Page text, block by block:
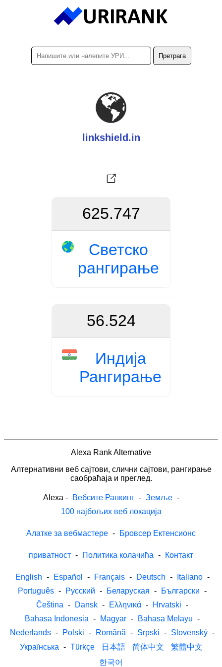
linkshield.in
625.747
Светско
рангирање
56.524
Индија
Рангирање
Alexa Rank Alternative
Алтернативни веб сајтови, слични сајтови, рангирање
саобраћаја и преглед.
Alexa - Вебсите Ранкинг - Земље -
100 најбољих веб локација
Алатке за вебмастере - Бровсер Ектенсионс
приватност - Политика колачића - Контакт
English - Español - Français - Deutsch - Italiano -
Português - Русский - Беларуская - Български -
Čeština - Dansk - Ελληνικά - Hrvatski -
Bahasa Indonesia - Magyar - Bahasa Melayu -
Nederlands - Polski - Română - Srpski - Slovenský -
Українська - Türkçe 日本語 简体中文
繁體中文
한국어